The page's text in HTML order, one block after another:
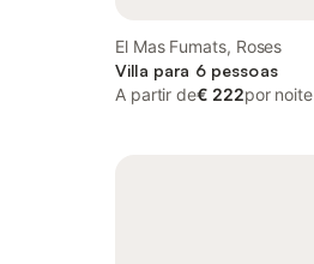
El Mas Fumats, Roses
Villa para 6 pessoas
A partir de€ 222por noite